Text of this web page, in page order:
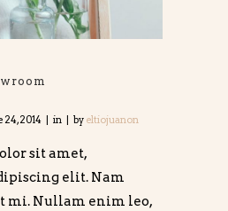
24, 2014 in by eltiojuanon
sit amet,
elit. Nam
mi. Nullam enim leo,